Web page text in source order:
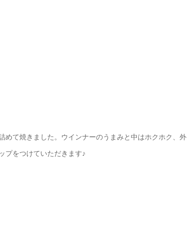
めて焼きました。ウインナーのうまみと中はホクホク、外
プをつけていただきます♪